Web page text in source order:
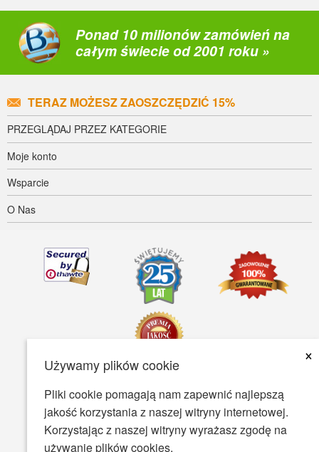
Używamy plików cookie
×
Pliki cookie pomagają nam zapewnić najlepszą
jakość korzystania z naszej witryny internetowej.
Korzystając z naszej witryny wyrażasz zgodę na
używanie plików cookies.
Ponad 10 milionów zamówień na
całym świecie od 2001 roku »
TERAZ MOŻESZ ZAOSZCZĘDZIĆ 15%
PRZEGLĄDAJ PRZEZ KATEGORIE
Moje konto
Wsparcie
O Nas
Dostępność Warunki Użytkowania Polityka prywatności
Polityka bezpieczeństwa